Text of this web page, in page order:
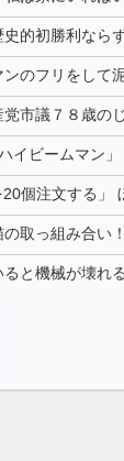
取っ組み合い！
ると機械が壊れ